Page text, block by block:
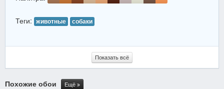
Теги: животные собаки
Показать всё
Похожие обои Ещё